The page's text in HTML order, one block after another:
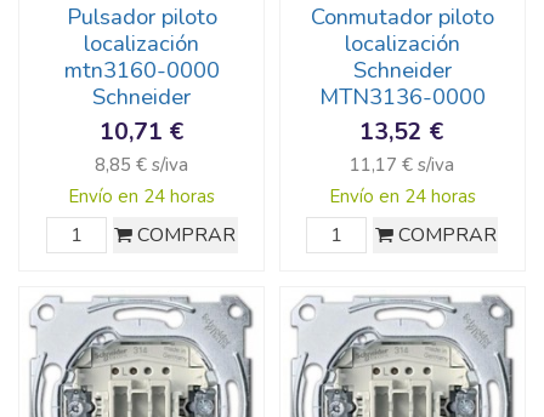
Pulsador piloto
localización
mtn3160-0000
Schneider
10,71 €
8,85 € s/iva
Envío en 24 horas
COMPRAR
Conmutador piloto
localización
Schneider
MTN3136-0000
13,52 €
11,17 € s/iva
Envío en 24 horas
COMPRAR